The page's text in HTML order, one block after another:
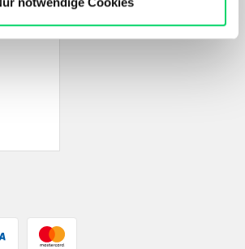
und die Zugriffe auf unsere Website
geben wir Informationen zu
diese Informationen
hast oder die sie im Rahmen Deiner